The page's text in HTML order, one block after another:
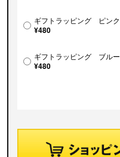
ギフトラッピング ピンク
¥480
ギフトラッピング ブルー
¥480